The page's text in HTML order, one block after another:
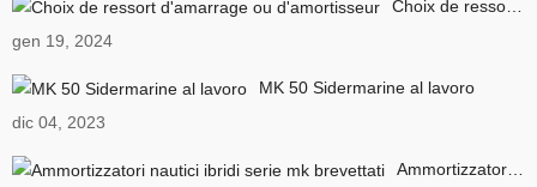
gen 19, 2024
MK 50 Sidermarine al lavoro
dic 04, 2023